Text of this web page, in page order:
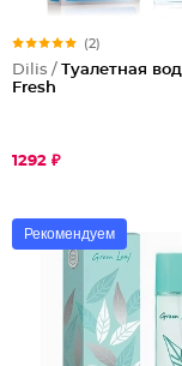
(2)
Dilis / Туалетная
Fresh
1292 ₽
Рекомендуем